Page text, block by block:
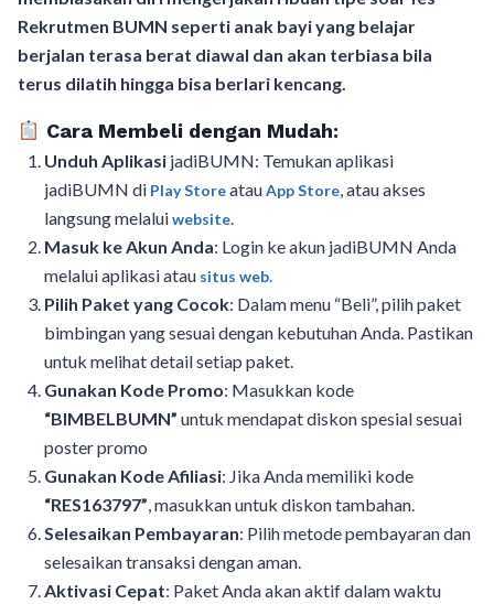
Rekrutmen BUMN seperti anak bayi yang belajar
berjalan terasa berat diawal dan akan terbiasa bila
terus dilatih hingga bisa berlari kencang.
Cara Membeli dengan Mudah:
Unduh Aplikasi jadiBUMN: Temukan aplikasi
jadiBUMN di Play StoreatauApp Store, atau akses
langsung melaluiwebsite.
Masuk ke Akun Anda: Login ke akun jadiBUMN Anda
melalui aplikasi atau situs web.
Pilih Paket yang Cocok: Dalam menu “Beli”, pilih paket
bimbingan yang sesuai dengan kebutuhan Anda. Pastikan
untuk melihat detail setiap paket.
Gunakan Kode Promo: Masukkan kode
“BIMBELBUMN” untuk mendapat diskon spesial sesuai
poster promo
Gunakan Kode Afiliasi: Jika Anda memiliki kode
“RES163797”, masukkan untuk diskon tambahan.
Selesaikan Pembayaran: Pilih metode pembayaran dan
selesaikan transaksi dengan aman.
Aktivasi Cepat: Paket Anda akan aktif dalam waktu